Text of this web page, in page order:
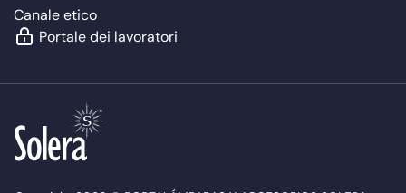
Canale etico
Portale dei lavoratori